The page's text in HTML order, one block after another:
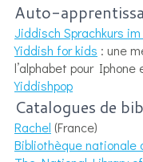
Auto-
Jiddisch Sprachkurs
Yiddish for kids : une
l’alphabet pour Iphone
Yiddishpop
Catalogues de
Rachel (France)
Bibliothèque nationale